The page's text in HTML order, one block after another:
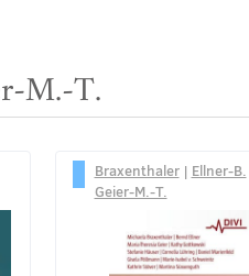
M.-T.
Braxenthaler| Ellner-B.
Geier-M.-T.